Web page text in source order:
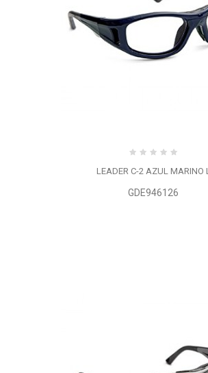
LEADER C-2 AZUL MARINO L
GDE946126